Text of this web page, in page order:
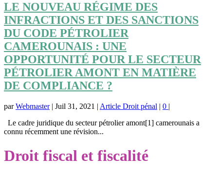
LE NOUVEAU RÉGIME DES
INFRACTIONS ET DES SANCTIONS
DU CODE PÉTROLIER
CAMEROUNAIS : UNE
OPPORTUNITÉ POUR LE SECTEUR
PÉTROLIER AMONT EN MATIÈRE
DE COMPLIANCE ?
parWebmaster| Juil 31, 2021 | Article Droit pénal | 0 |
Le cadre juridique du secteur pétrolier amont[1] camerounais a
connu récemment une révision...
Droit fiscal et fiscalité